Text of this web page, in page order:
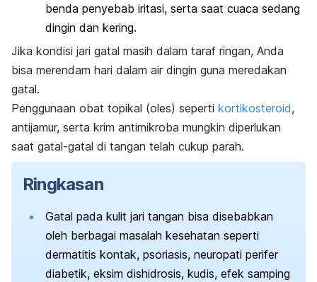
benda penyebab iritasi, serta saat cuaca sedang
dingin dan kering.
Jika kondisi jari gatal masih dalam taraf ringan, Anda
bisa merendam hari dalam air dingin guna meredakan
gatal.
Penggunaan obat topikal (oles) seperti kortikosteroid,
antijamur, serta krim antimikroba mungkin diperlukan
saat gatal-gatal di tangan telah cukup parah.
Ringkasan
Gatal pada kulit jari tangan bisa disebabkan
oleh berbagai masalah kesehatan seperti
dermatitis kontak, psoriasis, neuropati perifer
diabetik, eksim dishidrosis, kudis, efek samping